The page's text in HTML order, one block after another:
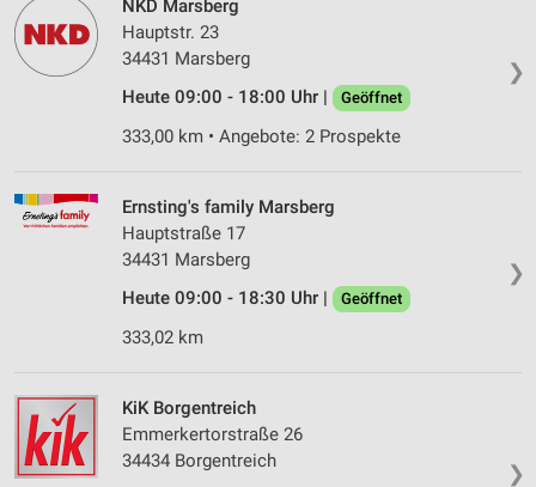
❯
NKD Marsberg
Hauptstr. 23
34431 Marsberg
Heute 09:00 - 18:00 Uhr |
Geöffnet
333,00 km • Angebote: 2 Prospekte
❯
Ernsting's family Marsberg
Hauptstraße 17
34431 Marsberg
Heute 09:00 - 18:30 Uhr |
Geöffnet
333,02 km
❯
KiK Borgentreich
Emmerkertorstraße 26
34434 Borgentreich